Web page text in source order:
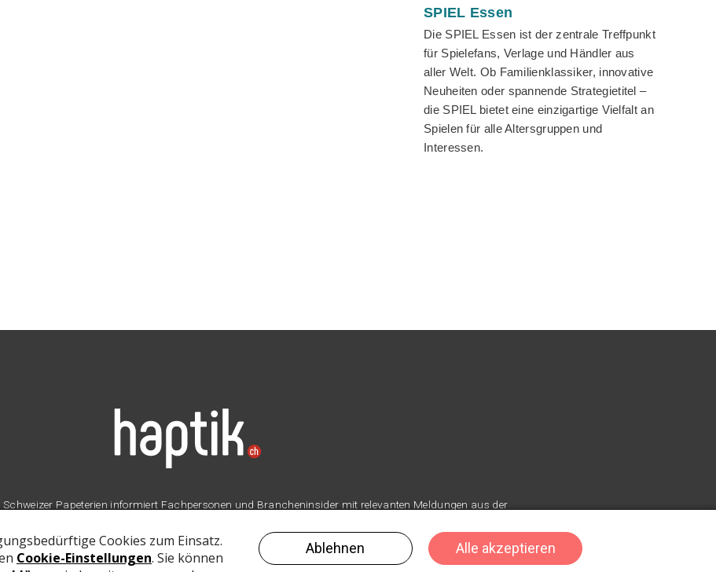
SPIEL Essen
Die SPIEL Essen ist der zentrale Treffpunkt
für Spielefans, Verlage und Händler aus
aller Welt. Ob Familienklassiker, innovative
Neuheiten oder spannende Strategietitel –
die SPIEL bietet eine einzigartige Vielfalt an
Spielen für alle Altersgruppen und
Interessen.
Schweizer Papeterien informiert Fachpersonen und Brancheninsider mit relevanten Meldungen aus der